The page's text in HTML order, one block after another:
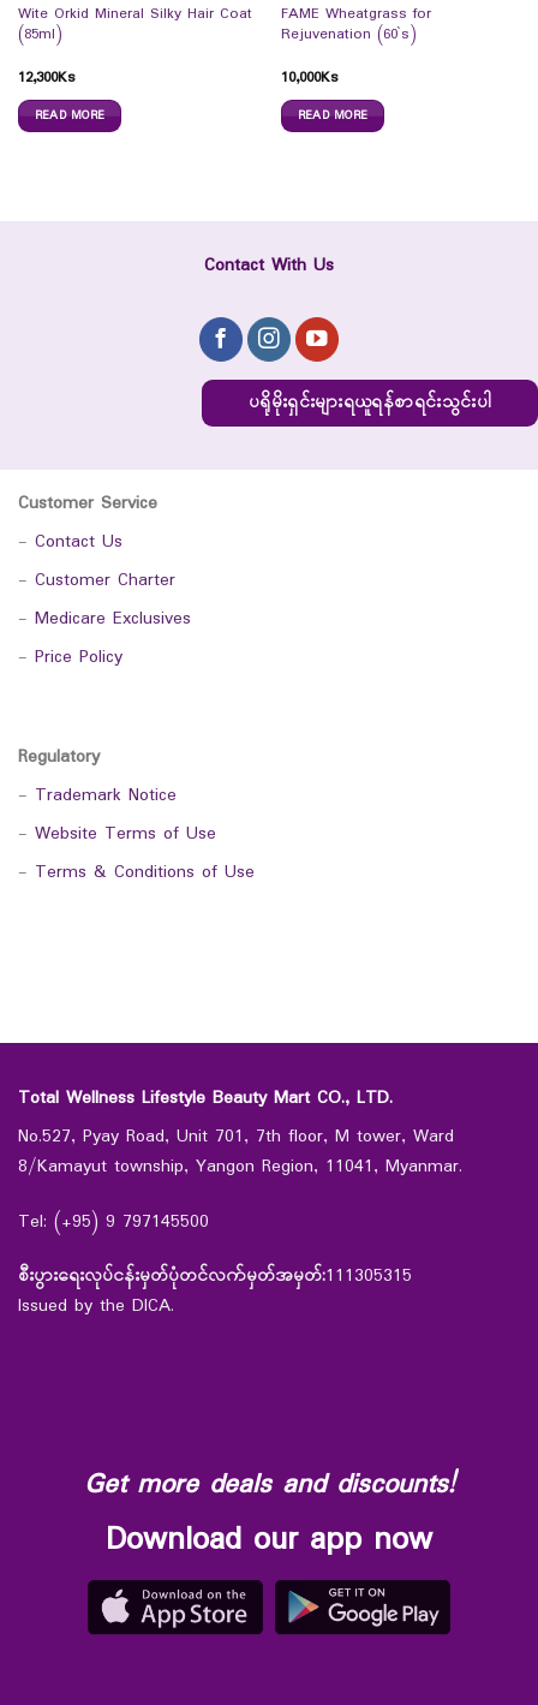
Wite Orkid Mineral Silky Hair Coat
(85ml)
12,300Ks
READ MORE
FAME Wheatgrass for
Rejuvenation (60`s)
10,000Ks
READ MORE
Contact With Us
ပရိုမိုးရှင်းများရယူရန်စာရင်းသွင်းပါ
Customer Service
- Contact Us
- Customer Charter
- Medicare Exclusives
- Price Policy
Regulatory
- Trademark Notice
- Website Terms of Use
- Terms & Conditions of Use
Total Wellness Lifestyle Beauty Mart CO., LTD.
No.527, Pyay Road, Unit 701, 7th floor, M tower, Ward
8/Kamayut township, Yangon Region, 11041, Myanmar.
Tel: (+95) 9 797145500
စီးပွားရေးလုပ်ငန်းမှတ်ပုံတင်လက်မှတ်အမှတ်:111305315
Issued by the DICA.
Get more deals and discounts!
Download our app now